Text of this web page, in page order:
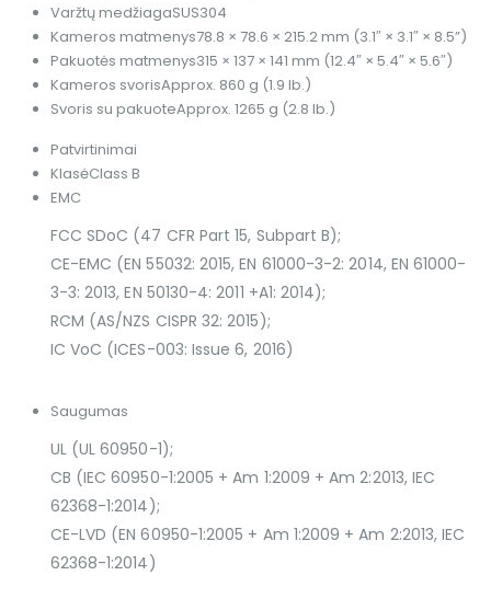
Varžtų medžiagaSUS304
Kameros matmenys78.8 × 78.6 × 215.2 mm (3.1″ × 3.1″ × 8.5”)
Pakuotės matmenys315 × 137 × 141 mm (12.4″ × 5.4″ × 5.6″)
Kameros svorisApprox. 860 g (1.9 lb.)
Svoris su pakuoteApprox. 1265 g (2.8 lb.)
Patvirtinimai
KlasėClass B
EMC
FCC SDoC (47 CFR Part 15, Subpart B);
CE-EMC (EN 55032: 2015, EN 61000-3-2: 2014, EN 61000-
3-3: 2013, EN 50130-4: 2011 +A1: 2014);
RCM (AS/NZS CISPR 32: 2015);
IC VoC (ICES-003: Issue 6, 2016)
Saugumas
UL (UL 60950-1);
CB (IEC 60950-1:2005 + Am 1:2009 + Am 2:2013, IEC
62368-1:2014);
CE-LVD (EN 60950-1:2005 + Am 1:2009 + Am 2:2013, IEC
62368-1:2014)